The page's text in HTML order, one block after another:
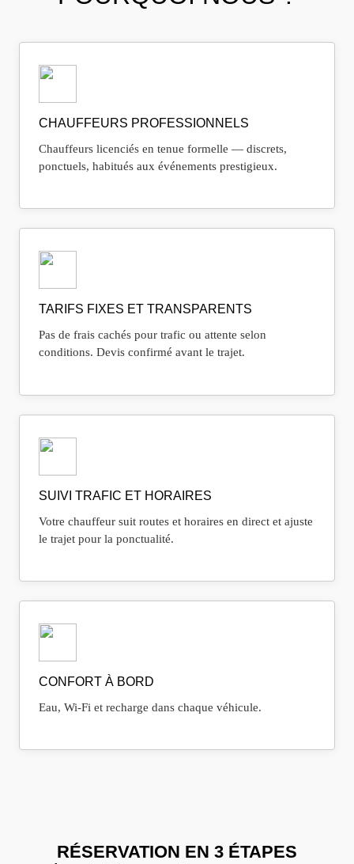
CHAUFFEURS PROFESSIONNELS
Chauffeurs licenciés en tenue formelle — discrets,
ponctuels, habitués aux événements prestigieux.
TARIFS FIXES ET TRANSPARENTS
Pas de frais cachés pour trafic ou attente selon
conditions. Devis confirmé avant le trajet.
SUIVI TRAFIC ET HORAIRES
Votre chauffeur suit routes et horaires en direct et ajuste
le trajet pour la ponctualité.
CONFORT À BORD
Eau, Wi‑Fi et recharge dans chaque véhicule.
RÉSERVATION EN 3 ÉTAPES